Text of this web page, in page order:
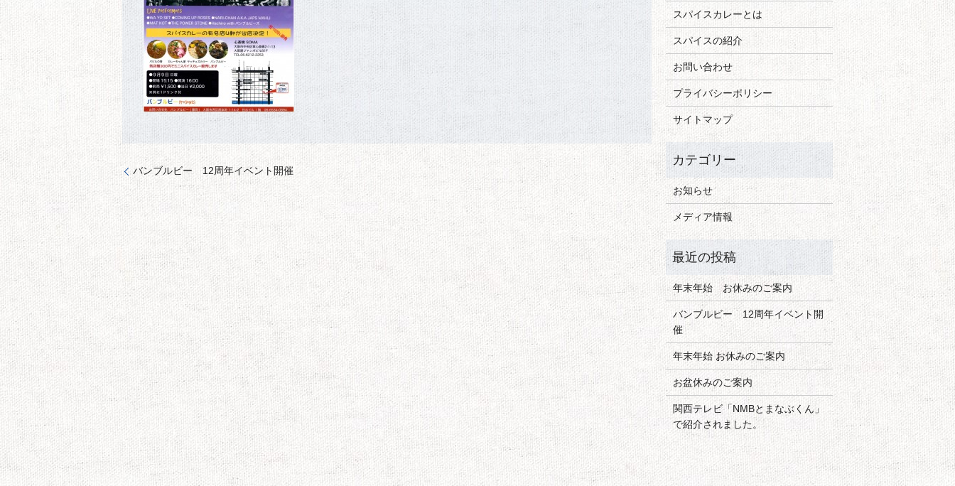
バンブルビー 12周年イベント開催
スパイスカレーとは
スパイスの紹介
お問い合わせ
プライバシーポリシー
サイトマップ
お知らせ
メディア情報
年末年始 お休みのご案内
バンブルビー 12周年イベント開
催
年末年始 お休みのご案内
お盆休みのご案内
関西テレビ「NMBとまなぶくん」
で紹介されました。